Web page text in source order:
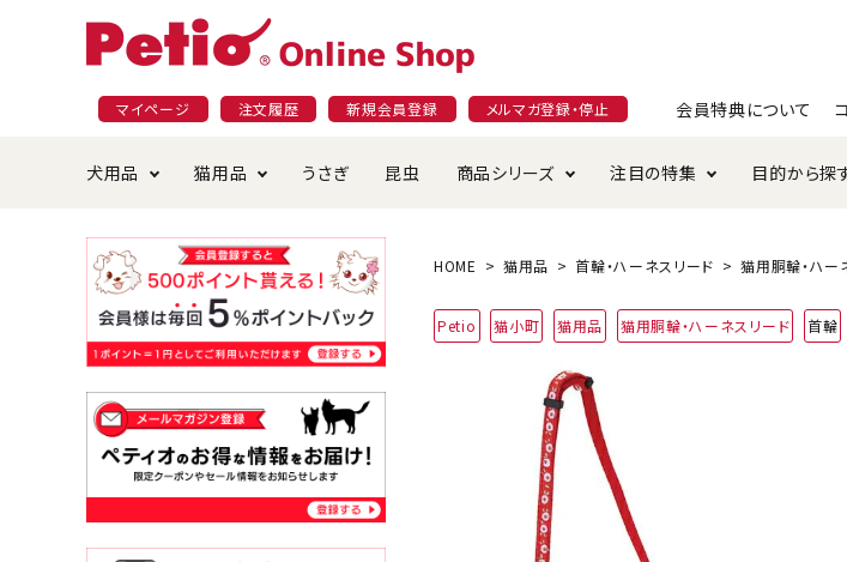
マイページ 注文履歴 新規会員登録 メルマガ登録・停止 会員特典について
犬用品
ドッグフード おやつ
ペットシーツ ベッド・ハウス・マット
おもちゃ 食器・給水器
首輪・ハーネス・リード しつけ用品
猫用品
ごはん・おやつ お手入れ・ケア用品
ベッド・ハウス・マット サークル・ケージ・タワー
食器・給水器 防虫用品
替え・交換パーツ
うさぎ 昆虫 商品シリーズ
プラクト 素材そのまま
注目の特集
夜のお散歩特集 無添加特集
目的から探
国産フード&おやつ特集 穀物不使用のグレインフリー
じゃらして遊ぶ 引っ張って遊ぶ
またたび・元気草
ショッピングガイド 会員特典について
返品・交換について オンラインショップ利用規約
HOME 猫用品 首輪・ハーネスリード 猫用胴輪・ハー
Petio 猫小町 猫用品 猫用胴輪・ハーネスリード 首輪